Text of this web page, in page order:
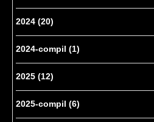
2024 (20)
2024-compil (1)
2025 (12)
2025-compil (6)